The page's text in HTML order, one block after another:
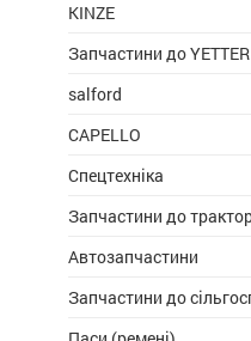
KINZE
Запчастини до YETTER
salford
CAPELLO
Спецтехніка
Запчастини до
Автозапчастини
Запчастини до